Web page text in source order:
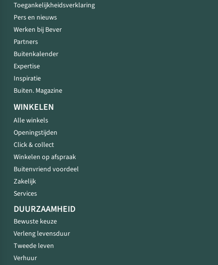
Toegankelijkheidsverklaring
Pers en nieuws
Werken bij Bever
Partners
Buitenkalender
Expertise
Inspiratie
Buiten. Magazine
WINKELEN
Alle winkels
Openingstijden
Click & collect
Winkelen op afspraak
Buitenvriend voordeel
Zakelijk
Services
DUURZAAMHEID
Bewuste keuze
Verleng levensduur
Tweede leven
Verhuur